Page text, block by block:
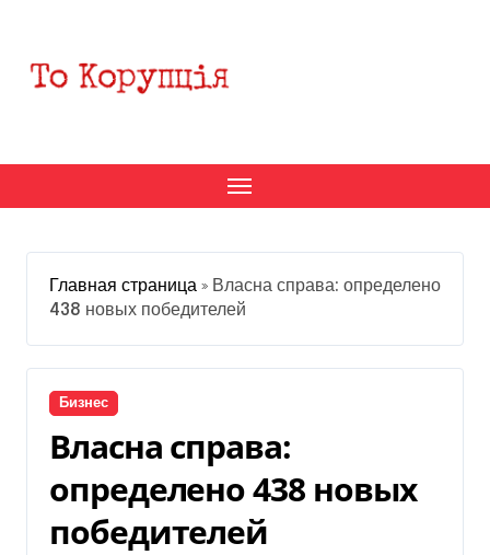
содержанию
Главная страница » Власна справа: определено
438 новых победителей
Бизнес
Власна справа:
определено 438 новых
победителей